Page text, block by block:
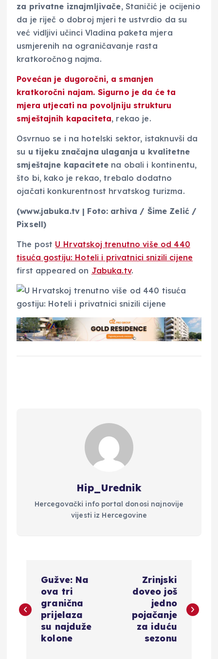
za privatne iznajmljivače, Staničić je ocijenio
da je riječ o dobroj mjeri te ustvrdio da su
već vidljivi učinci Vladina paketa mjera
usmjerenih na ograničavanje rasta
kratkoročnog najma.
Povećan je dugoročni, a smanjen
kratkoročni najam. Sigurno je da će ta
mjera utjecati na povoljniju strukturu
smještajnih kapaciteta, rekao je.
Osvrnuo se i na hotelski sektor, istaknuvši da
su u tijeku značajna ulaganja u kvalitetne
smještajne kapacitete na obali i kontinentu,
što bi, kako je rekao, trebalo dodatno
ojačati konkurentnost hrvatskog turizma.
(www.jabuka.tv | Foto: arhiva / Šime Zelić /
Pixsell)
The post U Hrvatskoj trenutno više od 440
tisuća gostiju: Hoteli i privatnici snizili cijene
first appeared on Jabuka.tv.
Hip_Urednik
Hercegovački info portal donosi najnovije
vijesti iz Hercegovine
v
Gužve: Na
ova tri
granična
prijelaza
su najduže
kolone
Zrinjski
doveo još
jedno
pojačanje
za iduću
sezonu